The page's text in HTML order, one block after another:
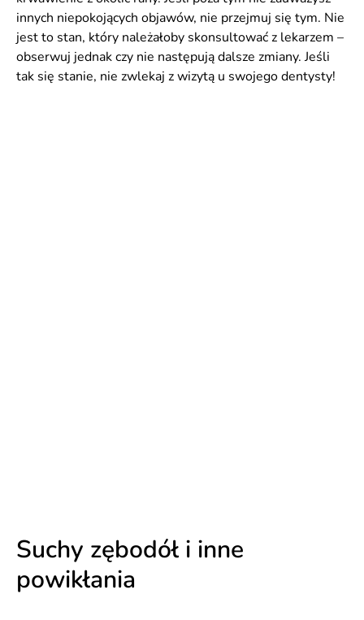
innych niepokojących objawów, nie przejmuj się tym. Nie
jest to stan, który należałoby skonsultować z lekarzem –
obserwuj jednak czy nie następują dalsze zmiany. Jeśli
tak się stanie, nie zwlekaj z wizytą u swojego dentysty!
Suchy zębodół i inne
powikłania